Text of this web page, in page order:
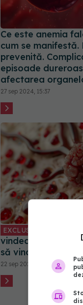
Ce este anemia
cum se
prevenită.
episoade
afectarea
27 sep 2024, 15:37
EXCLUSIV
vindecă. Daniel
să vindecăm
22 sep 2024, 18:06